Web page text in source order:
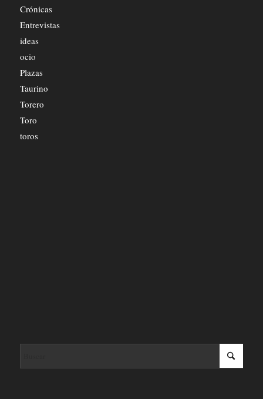
Crónicas
Entrevistas
ideas
ocio
Plazas
Taurino
Torero
Toro
toros